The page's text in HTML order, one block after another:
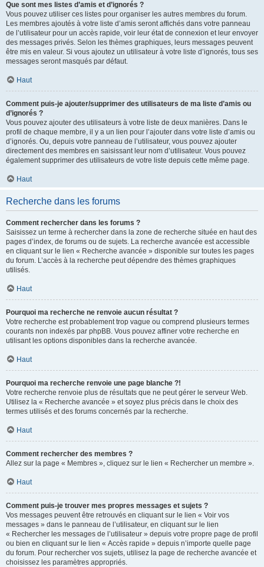
Que sont mes listes d’amis et d’ignorés ?
Vous pouvez utiliser ces listes pour organiser les autres membres du forum.
Les membres ajoutés à votre liste d’amis seront affichés dans votre panneau
de l’utilisateur pour un accès rapide, voir leur état de connexion et leur envoyer
des messages privés. Selon les thèmes graphiques, leurs messages peuvent
être mis en valeur. Si vous ajoutez un utilisateur à votre liste d’ignorés, tous ses
messages seront masqués par défaut.
Haut
Comment puis-je ajouter/supprimer des utilisateurs de ma liste d’amis ou
d’ignorés ?
Vous pouvez ajouter des utilisateurs à votre liste de deux manières. Dans le
profil de chaque membre, il y a un lien pour l’ajouter dans votre liste d’amis ou
d’ignorés. Ou, depuis votre panneau de l’utilisateur, vous pouvez ajouter
directement des membres en saisissant leur nom d’utilisateur. Vous pouvez
également supprimer des utilisateurs de votre liste depuis cette même page.
Haut
Recherche dans les forums
Comment rechercher dans les forums ?
Saisissez un terme à rechercher dans la zone de recherche située en haut des
pages d’index, de forums ou de sujets. La recherche avancée est accessible
en cliquant sur le lien « Recherche avancée » disponible sur toutes les pages
du forum. L’accès à la recherche peut dépendre des thèmes graphiques
utilisés.
Haut
Pourquoi ma recherche ne renvoie aucun résultat ?
Votre recherche est probablement trop vague ou comprend plusieurs termes
courants non indexés par phpBB. Vous pouvez affiner votre recherche en
utilisant les options disponibles dans la recherche avancée.
Haut
Pourquoi ma recherche renvoie une page blanche ?!
Votre recherche renvoie plus de résultats que ne peut gérer le serveur Web.
Utilisez la « Recherche avancée » et soyez plus précis dans le choix des
termes utilisés et des forums concernés par la recherche.
Haut
Comment rechercher des membres ?
Allez sur la page « Membres », cliquez sur le lien « Rechercher un membre ».
Haut
Comment puis-je trouver mes propres messages et sujets ?
Vos messages peuvent être retrouvés en cliquant sur le lien « Voir vos
messages » dans le panneau de l’utilisateur, en cliquant sur le lien
« Rechercher les messages de l’utilisateur » depuis votre propre page de profil
ou bien en cliquant sur le lien « Accès rapide » depuis n’importe quelle page
du forum. Pour rechercher vos sujets, utilisez la page de recherche avancée et
choisissez les paramètres appropriés.